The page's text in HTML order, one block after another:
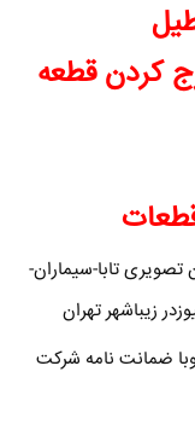
کردن قطعه
تصویری تابا-سیماران-
زیباشهر تهران
ضمانت نامه شرکت